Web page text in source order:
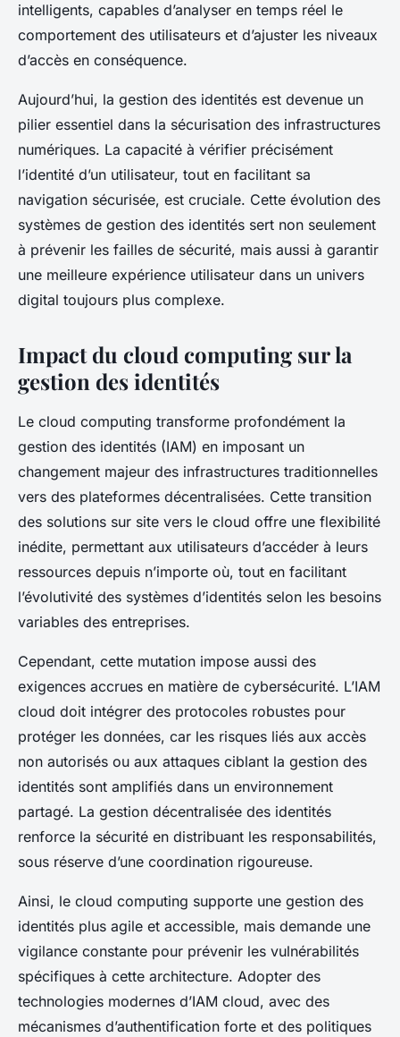
intelligents, capables d’analyser en temps réel le
comportement des utilisateurs et d’ajuster les niveaux
d’accès en conséquence.
Aujourd’hui, la gestion des identités est devenue un
pilier essentiel dans la sécurisation des infrastructures
numériques. La capacité à vérifier précisément
l’identité d’un utilisateur, tout en facilitant sa
navigation sécurisée, est cruciale. Cette évolution des
systèmes de gestion des identités sert non seulement
à prévenir les failles de sécurité, mais aussi à garantir
une meilleure expérience utilisateur dans un univers
digital toujours plus complexe.
Impact du cloud computing sur la
gestion des identités
Le cloud computing transforme profondément la
gestion des identités (IAM) en imposant un
changement majeur des infrastructures traditionnelles
vers des plateformes décentralisées. Cette transition
des solutions sur site vers le cloud offre une flexibilité
inédite, permettant aux utilisateurs d’accéder à leurs
ressources depuis n’importe où, tout en facilitant
l’évolutivité des systèmes d’identités selon les besoins
variables des entreprises.
Cependant, cette mutation impose aussi des
exigences accrues en matière de cybersécurité. L’IAM
cloud doit intégrer des protocoles robustes pour
protéger les données, car les risques liés aux accès
non autorisés ou aux attaques ciblant la gestion des
identités sont amplifiés dans un environnement
partagé. La gestion décentralisée des identités
renforce la sécurité en distribuant les responsabilités,
sous réserve d’une coordination rigoureuse.
Ainsi, le cloud computing supporte une gestion des
identités plus agile et accessible, mais demande une
vigilance constante pour prévenir les vulnérabilités
spécifiques à cette architecture. Adopter des
technologies modernes d’IAM cloud, avec des
mécanismes d’authentification forte et des politiques